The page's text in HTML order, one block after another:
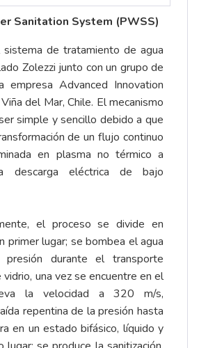
Sanitation System (PWSS)
de tratamiento de agua
Zolezzi junto con un grupo de
empresa Advanced Innovation
del Mar, Chile. El mecanismo
simple y sencillo debido a que
de un flujo continuo
en plasma no térmico a
descarga eléctrica de bajo
el proceso se divide en
primer lugar; se bombea el agua
presión durante el transporte
una vez se encuentre en el
la velocidad a 320 m/s,
repentina de la presión hasta
en un estado bifásico, líquido y